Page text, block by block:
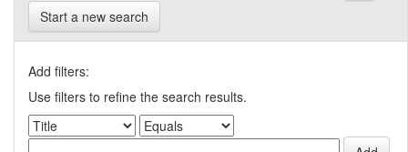
Start a new search
Add filters:
Use filters to refine the search results.